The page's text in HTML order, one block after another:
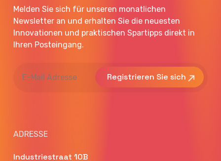
Melden Sie sich für unseren monatlichen
Newsletter an und erhalten Sie die neuesten
Innovationen und praktischen Spartipps direkt in
Ihren Posteingang.
Mail
ADRESSE
Industriestraat 10B